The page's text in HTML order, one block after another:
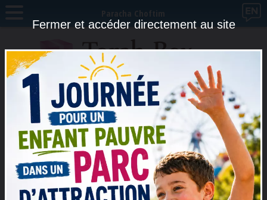
Paracha Choftim
Mardi 8 Septembre 2026 à 19h30 à Londres (Royaume-Uni)
Dinner d'hommage au Rav Sitruk à Londres — 10 ans déjà
Actualité Torah-Box
Vendredi 7 Août
Fermer et accéder directement au site